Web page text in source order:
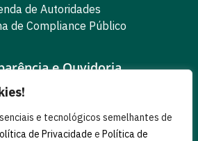
e tecnológicos semelhantes de
de Privacidade e Política de
de Autoridades
de Compliance Público
e Ouvidoria
Transparência
Abertos Goiás